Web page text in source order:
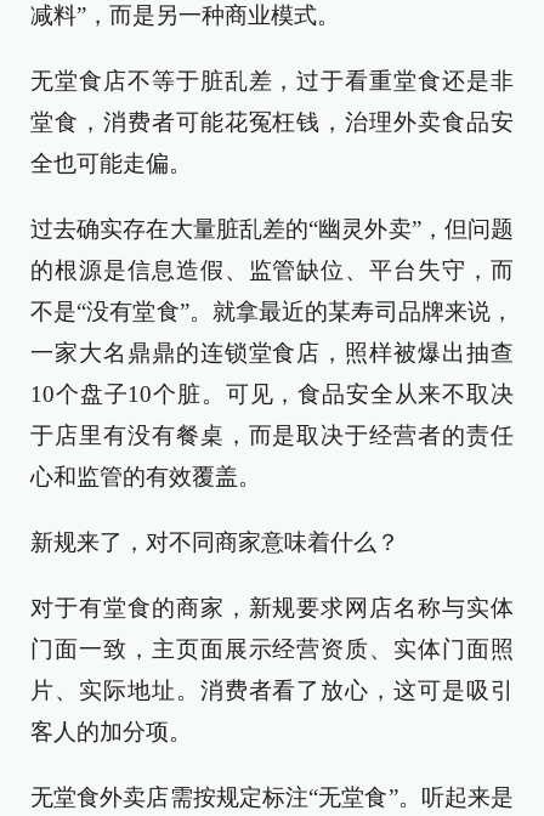
减料”，而是另一种商业模式。
无堂食店不等于脏乱差，过于看重堂食还是非
堂食，消费者可能花冤枉钱，治理外卖食品安
全也可能走偏。
过去确实存在大量脏乱差的“幽灵外卖”，但问题
的根源是信息造假、监管缺位、平台失守，而
不是“没有堂食”。就拿最近的某寿司品牌来说，
一家大名鼎鼎的连锁堂食店，照样被爆出抽查
10个盘子10个脏。可见，食品安全从来不取决
于店里有没有餐桌，而是取决于经营者的责任
心和监管的有效覆盖。
新规来了，对不同商家意味着什么？
对于有堂食的商家，新规要求网店名称与实体
门面一致，主页面展示经营资质、实体门面照
片、实际地址。消费者看了放心，这可是吸引
客人的加分项。
无堂食外卖店需按规定标注“无堂食”。听起来是